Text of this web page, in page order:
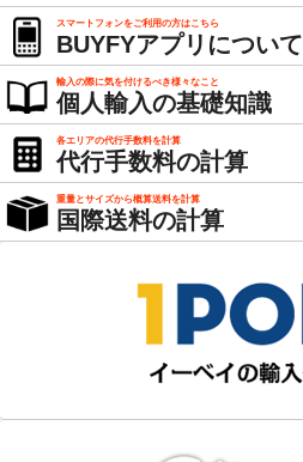
スマートフォンをご利用の方はこちら
BUYFYアプリについて
輸入の際に気を付けるべき様々なこと
個人輸入の基礎知識
各エリアの代行手数料を計算
代行手数料の計算
重量とサイズから概算送料を計算
国際送料の計算